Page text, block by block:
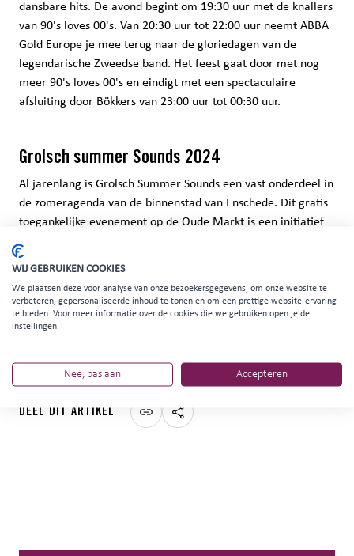
dansbare hits. De avond begint om 19:30 uur met de knallers
van 90's loves 00's. Van 20:30 uur tot 22:00 uur neemt ABBA
Gold Europe je mee terug naar de gloriedagen van de
legendarische Zweedse band. Het feest gaat door met nog
meer 90's loves 00's en eindigt met een spectaculaire
afsluiting door Bökkers van 23:00 uur tot 00:30 uur.
Grolsch summer Sounds 2024
Al jarenlang is Grolsch Summer Sounds een vast onderdeel in
de zomeragenda van de binnenstad van Enschede. Dit gratis
toegankelijke evenement op de Oude Markt is een initiatief
samenwerking met Metropool, Enschede Promotie en het
Meer informatie over het programma is te vinden op
www.grolschsummersounds.nl
DEEL DIT ARTIKEL
WIJ GEBRUIKEN COOKIES
We plaatsen deze voor analyse van onze bezoekersgegevens, om onze website te
verbeteren, gepersonaliseerde inhoud te tonen en om een prettige website-ervaring
te bieden. Voor meer informatie over de cookies die we gebruiken open je de
instellingen.
Nee, pas aan Accepteren